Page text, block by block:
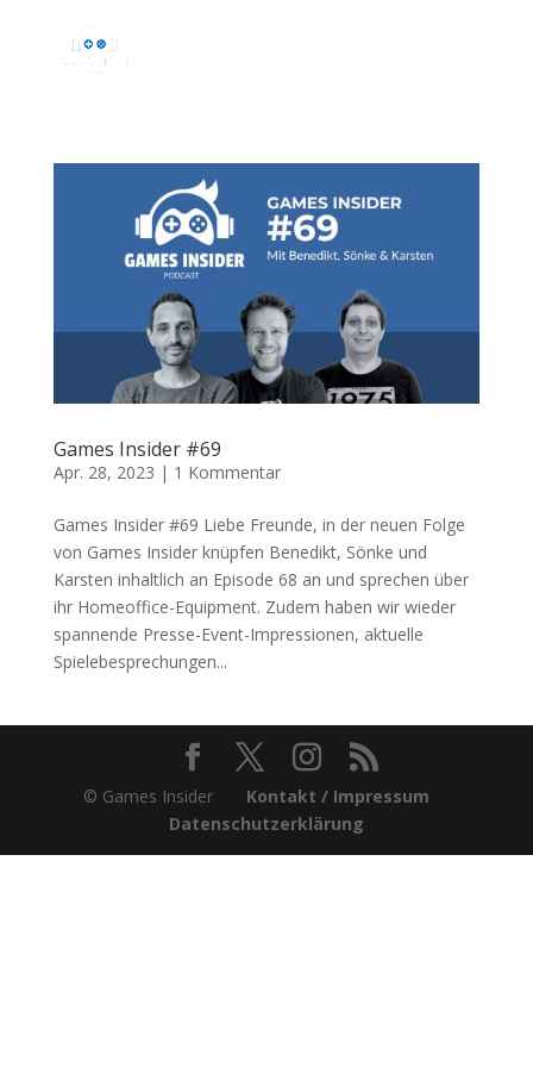
Games Insider #69
Apr. 28, 2023 | 1 Kommentar
Games Insider #69 Liebe Freunde, in der neuen Folge
von Games Insider knüpfen Benedikt, Sönke und
Karsten inhaltlich an Episode 68 an und sprechen über
ihr Homeoffice-Equipment. Zudem haben wir wieder
spannende Presse-Event-Impressionen, aktuelle
Spielebesprechungen...
© Games Insider Kontakt / Impressum
Datenschutzerklärung